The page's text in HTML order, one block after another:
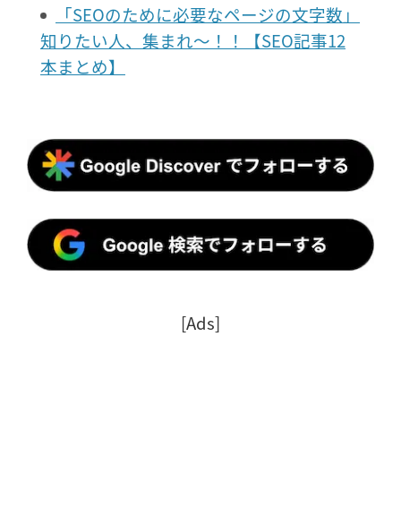
「SEOのために必要なページの文字数」
知りたい人、集まれ～！！【SEO記事12
本まとめ】
[Ads]